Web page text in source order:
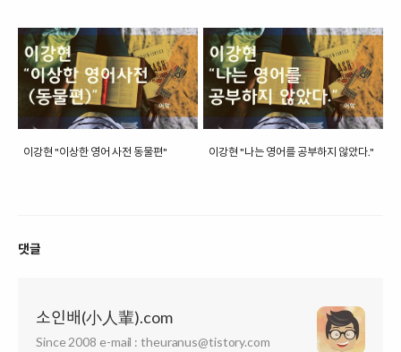
이강현 "이상한 영어 사전 동물편" 이강현 "나는 영어를 공부하지 않았다."
댓글
소인배(小人輩).com
Since 2008 e-mail : theuranus@tistory.com